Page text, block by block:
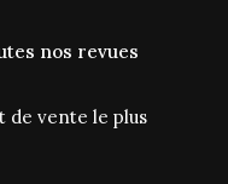
nos revues
de vente le plus